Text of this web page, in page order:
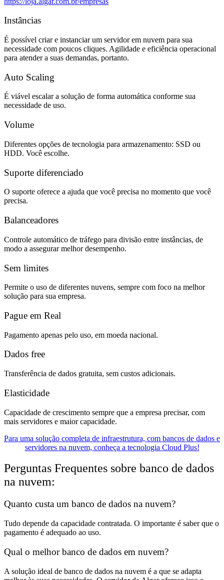
Instâncias
É possível criar e instanciar um servidor em nuvem para sua
necessidade com poucos cliques. Agilidade e eficiência operacional
para atender a suas demandas, portanto.
Auto Scaling
É viável escalar a solução de forma automática conforme sua
necessidade de uso.
Volume
Diferentes opções de tecnologia para armazenamento: SSD ou
HDD. Você escolhe.
Suporte diferenciado
O suporte oferece a ajuda que você precisa no momento que você
precisa.
Balanceadores
Controle automático de tráfego para divisão entre instâncias, de
modo a assegurar melhor desempenho.
Sem limites
Permite o uso de diferentes nuvens, sempre com foco na melhor
solução para sua empresa.
Pague em Real
Pagamento apenas pelo uso, em moeda nacional.
Dados free
Transferência de dados gratuita, sem custos adicionais.
Elasticidade
Capacidade de crescimento sempre que a empresa precisar, com
mais servidores e maior capacidade.
Para uma solução completa de infraestrutura, com bancos de dados e
servidores na nuvem, conheça a tecnologia Cloud Plus!
Perguntas Frequentes sobre banco de dados
na nuvem:
Quanto custa um banco de dados na nuvem?
Tudo depende da capacidade contratada. O importante é saber que o
pagamento é adequado ao uso.
Qual o melhor banco de dados em nuvem?
A solução ideal de banco de dados na nuvem é a que se adapta